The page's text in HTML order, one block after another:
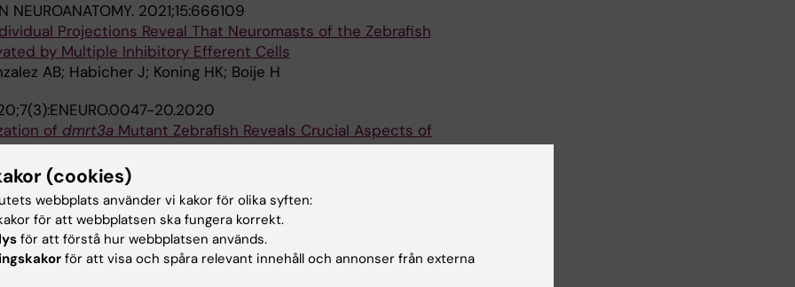
NEUROANATOMY. 2021;15:666109
Projections Reveal That Neuromasts of the Zebrafish
by Multiple Inhibitory Efferent Cells
AB; Habicher J; Koning HK; Boije H
20.2020
of dmrt3aMutant Zebrafish Reveals Crucial Aspects of
through Phenotypes Related to Acceleration
ABI; Koning HK; Habicher J; Zhang H; Allalou A; Kullander
Sulfate Modification Enzymes in Zebrafish Development
I; Holmborn K; Dierker T; Ahlberg PE; Ledin J
(cookies)
webbplats använder vi kakor för olika syften:
för att webbplatsen ska fungera korrekt.
för att förstå hur webbplatsen används.
för att visa och spåra relevant innehåll och annonser från externa